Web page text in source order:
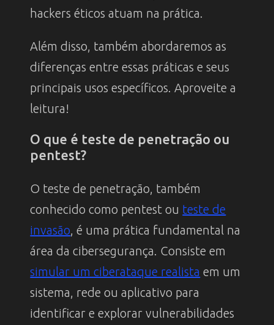
hackers éticos atuam na prática.
Além disso, também abordaremos as
diferenças entre essas práticas e seus
principais usos específicos. Aproveite a
leitura!
O que é teste de penetração ou
pentest?
O teste de penetração, também
conhecido como pentest ou teste de
invasão, é uma prática fundamental na
área da cibersegurança. Consiste em
simular um ciberataque realista em um
sistema, rede ou aplicativo para
identificar e explorar vulnerabilidades